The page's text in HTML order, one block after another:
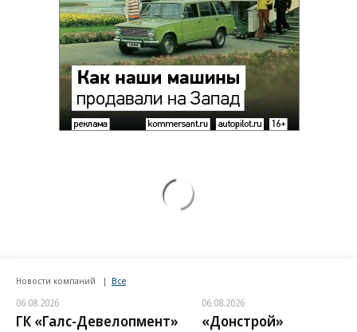
Новости компаний Все
06.08.2026
ГК «Галс-Девелопмент»
06.08.2026
«Донстрой»